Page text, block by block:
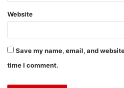
Website
Save my name, email, and
time I comment.